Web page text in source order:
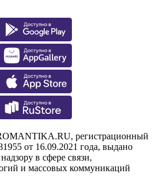
регистрационный
от 16.09.2021 года, выдано
в сфере связи,
и массовых коммуникаций